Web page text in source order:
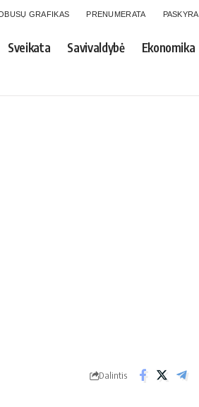
GRAFIKAS PRENUMERATA PASKYRA
Sveikata Savivaldybė Ekonomika
Dalintis